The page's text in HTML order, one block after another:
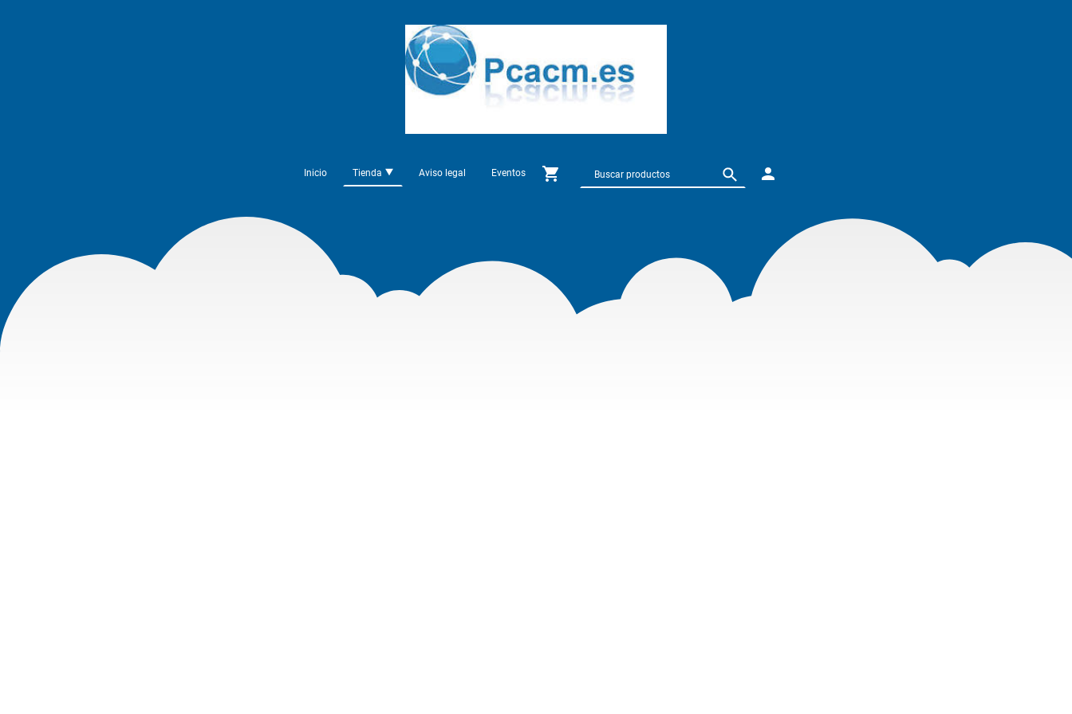
Inicio Tienda Aviso legal Eventos